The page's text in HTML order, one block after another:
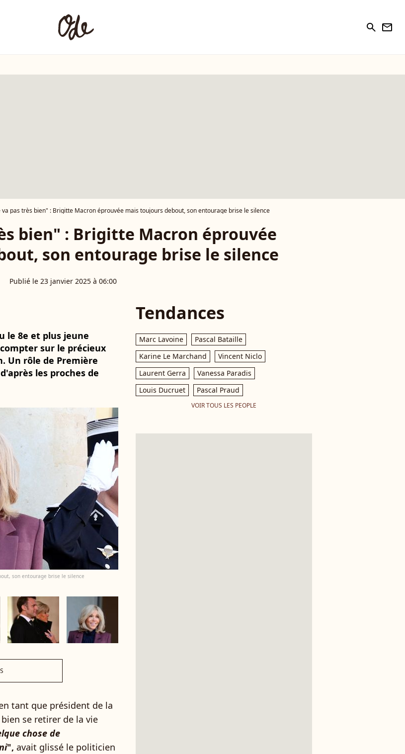
search newsletter
va pas très bien" : Brigitte Macron éprouvée mais toujours debout, son entourage brise le silence
bien" : Brigitte Macron éprouvée
son entourage brise le silence
Publié le 23 janvier 2025 à 06:00
le 8e et plus jeune
sur le précieux
Un rôle de Première
les proches de
son entourage brise le silence
tant que président de la
se retirer de la vie
chose de
", avait glissé le politicien
Tendances
Marc Lavoine
Pascal Bataille
Karine Le Marchand
Vincent Niclo
Laurent Gerra
Vanessa Paradis
Louis Ducruet
Pascal Praud
VOIR TOUS LES PEOPLE